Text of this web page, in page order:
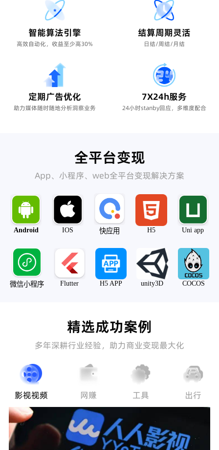
智能算法引擎
高效自动化，收益至少高30%
结算周期灵活
日结/周结/月结
定期广告优化
助力媒体随时随地分析洞察业务
7X24h服务
24小时stanby回应，多维度配合
全平台变现
App、小程序、web全平台变现解决方案
Android IOS 快应用 H5 Uni app
微信小程序 Flutter H5 APP unity3D COCOS
精选成功案例
多年深耕行业经验，助力商业变现最大化
影视视频 网赚 工具 出行